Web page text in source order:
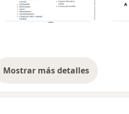
Mostrar más detalles
sobre la experiencia